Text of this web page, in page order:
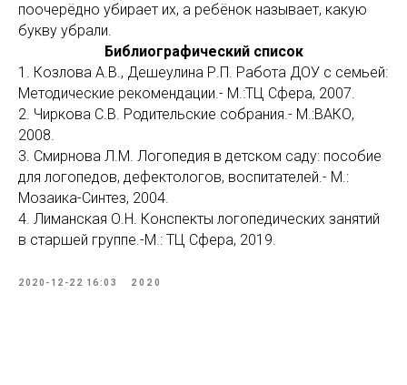
поочерёдно убирает их, а ребёнок называет, какую
букву убрали.
Библиографический список
1. Козлова А.В., Дешеулина Р.П. Работа ДОУ с семьей:
Методические рекомендации.- М.:ТЦ Сфера, 2007.
2. Чиркова С.В. Родительские собрания.- М.:ВАКО,
2008.
3. Смирнова Л.М. Логопедия в детском саду: пособие
для логопедов, дефектологов, воспитателей.- М.:
Мозаика-Синтез, 2004.
4. Лиманская О.Н. Конспекты логопедических занятий
в старшей группе.-М.: ТЦ Сфера, 2019.
2020-12-22 16:03 2020